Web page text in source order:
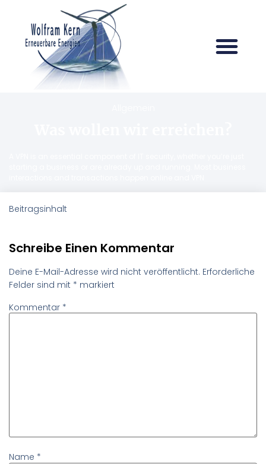
Beitragsinhalt
Schreibe Einen Kommentar
Deine E-Mail-Adresse wird nicht veröffentlicht. Erforderliche
Felder sind mit * markiert
Kommentar *
Name *